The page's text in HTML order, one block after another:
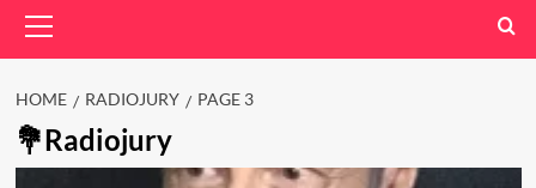
Menu
HOME RADIOJURY PAGE 3
Radiojury